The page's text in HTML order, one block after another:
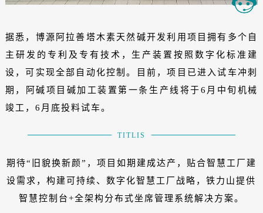
据悉，博源阿拉善塔木素天然碱开发利用项目拥有多个自
主研发的专利及专有技术，生产装置按照数字化标准建
设，可实现全部自动化控制。目前，项目已进入试车冲刺
期，阿碱项目碱加工装置第一条生产线将于6月中旬机械
竣工，6月底投料试车。
TITLIS
期待“旧貌换新颜”，项目如期建成达产，贴合智慧工厂建
设需求，构建可持续、数字化智慧工厂战略，铁力山提供
智慧控制台+全架构分布式坐席管理系统解决方案。